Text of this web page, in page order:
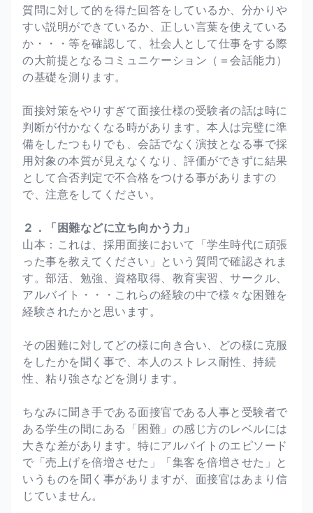
質問に対して的を得た回答をしているか、分かりや
すい説明ができているか、正しい言葉を使えている
か・・・等を確認して、社会人として仕事をする際
の大前提となるコミュニケーション（＝会話能力）
の基礎を測ります。
面接対策をやりすぎて面接仕様の受験者の話は時に
判断が付かなくなる時があります。本人は完璧に準
備をしたつもりでも、会話でなく演技となる事で採
用対象の本質が見えなくなり、評価ができずに結果
として合否判定で不合格をつける事がありますの
で、注意をしてください。
２．「困難などに立ち向かう力」
山本：これは、採用面接において「学生時代に頑張
った事を教えてください」という質問で確認されま
す。部活、勉強、資格取得、教育実習、サークル、
アルバイト・・・これらの経験の中で様々な困難を
経験されたかと思います。
その困難に対してどの様に向き合い、どの様に克服
をしたかを聞く事で、本人のストレス耐性、持続
性、粘り強さなどを測ります。
ちなみに聞き手である面接官である人事と受験者で
ある学生の間にある「困難」の感じ方のレベルには
大きな差があります。特にアルバイトのエピソード
で「売上げを倍増させた」「集客を倍増させた」と
いうものを聞く事がありますが、面接官はあまり信
じていません。